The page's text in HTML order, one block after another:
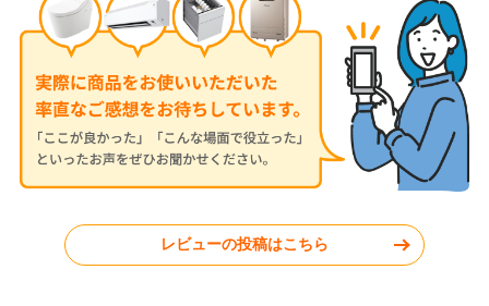
レビューの投稿はこちら